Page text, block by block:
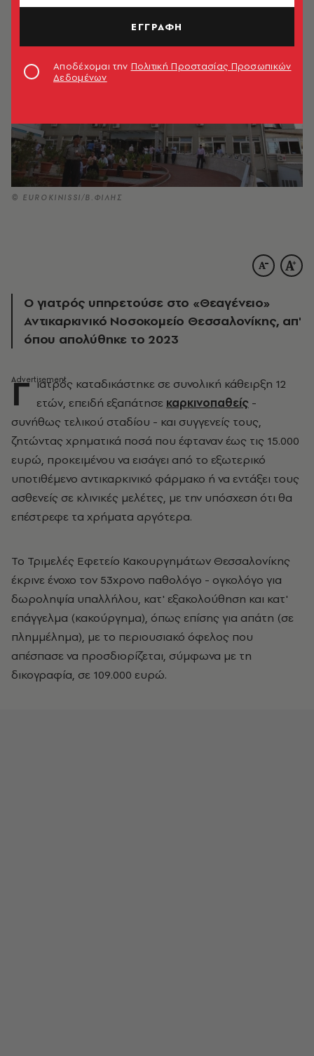
© EUROKINISSI/Β.ΦΙΛΗΣ
Ο γιατρός υπηρετούσε στο «Θεαγένειο»
Αντικαρκινικό Νοσοκομείο Θεσσαλονίκης, απ'
όπου απολύθηκε το 2023
Γ ιατρός καταδικάστηκε σε συνολική κάθειρξη 12
ετών, επειδή εξαπάτησε καρκινοπαθείς -
συνήθως τελικού σταδίου - και συγγενείς τους,
ζητώντας χρηματικά ποσά που έφταναν έως τις 15.000
ευρώ, προκειμένου να εισάγει από το εξωτερικό
υποτιθέμενο αντικαρκινικό φάρμακο ή να εντάξει τους
ασθενείς σε κλινικές μελέτες, με την υπόσχεση ότι θα
επέστρεφε τα χρήματα αργότερα.
Το Τριμελές Εφετείο Κακουργημάτων Θεσσαλονίκης
έκρινε ένοχο τον 53χρονο παθολόγο - ογκολόγο για
δωροληψία υπαλλήλου, κατ' εξακολούθηση και κατ'
επάγγελμα (κακούργημα), όπως επίσης για απάτη (σε
πλημμέλημα), με το περιουσιακό όφελος που
απέσπασε να προσδιορίζεται, σύμφωνα με τη
δικογραφία, σε 109.000 ευρώ.
ΕΓΓΡΑΦΗ
Αποδέχομαι την Πολιτική Προστασίας Προσωπικών
Δεδομένων